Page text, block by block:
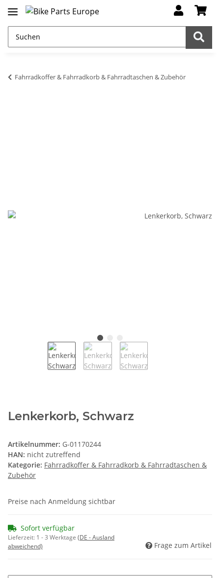
Fahrradkoffer & Fahrradkorb & Fahrradtaschen & Zubehör
Lenkerkorb, Schwarz
Artikelnummer: G-01170244
HAN: nicht zutreffend
Kategorie: Fahrradkoffer & Fahrradkorb & Fahrradtaschen &
Zubehör
Preise nach Anmeldung sichtbar
Sofort verfügbar
Lieferzeit: 1 - 3 Werktage (DE - Ausland
abweichend)
Frage zum Artikel